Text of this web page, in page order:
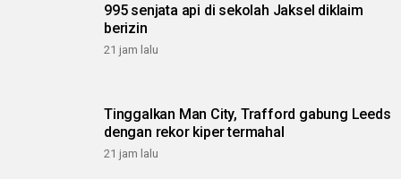
995 senjata api di sekolah Jaksel diklaim
berizin
21 jam lalu
Tinggalkan Man City, Trafford gabung Leeds
dengan rekor kiper termahal
21 jam lalu